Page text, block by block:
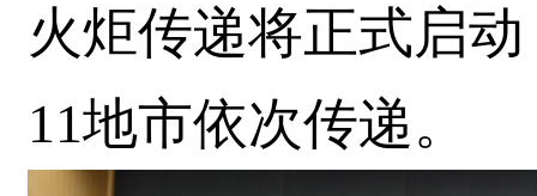
火炬传递将正式启
11地市依次传递。